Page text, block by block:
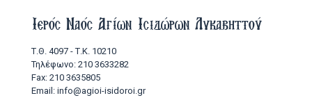
Ιερός Ναός Αγίων Ισιδώρων Λυκαβηττού
Τ.Θ. 4097 - Τ.Κ. 10210
Τηλέφωνο: 210 3633282
Fax: 210 3635805
Email: info@agioi-isidoroi.gr